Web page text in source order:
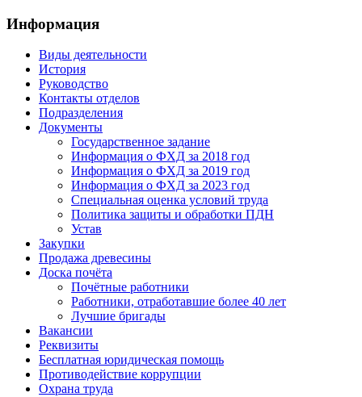
Информация
Виды деятельности
История
Руководство
Контакты отделов
Подразделения
Документы
Государственное задание
Информация о ФХД за 2018 год
Информация о ФХД за 2019 год
Информация о ФХД за 2023 год
Специальная оценка условий труда
Политика защиты и обработки ПДН
Устав
Закупки
Продажа древесины
Доска почёта
Почётные работники
Работники, отработавшие более 40 лет
Лучшие бригады
Вакансии
Реквизиты
Бесплатная юридическая помощь
Противодействие коррупции
Охрана труда